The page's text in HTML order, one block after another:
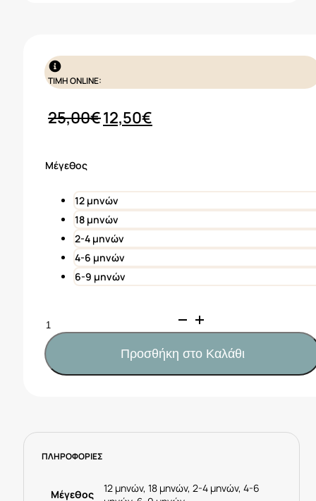
ΤΙΜΗ ONLINE:
25,00€Original
12,50€
Μέγεθος
12 μηνών
18 μηνών
2-4 μηνών
4-6 μηνών
6-9 μηνών
Mayoral
Σετ
παντελόνι
κοντό
25-
050
Προσθήκη στο Καλάθι
ΠΛΗΡΟΦΟΡΙΕΣ
Μέγεθος
12 μηνών, 18 μηνών, 2-4 μηνών, 4-6